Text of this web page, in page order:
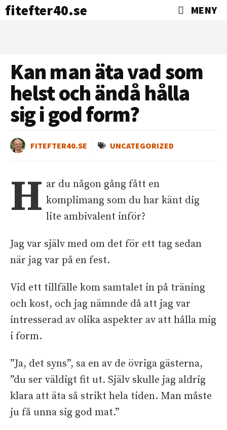
fitefter40.se MENY
Kan man äta vad som
helst och ändå hålla
sig i god form?
FITEFTER40.SE UNCATEGORIZED
H ar du någon gång fått en
komplimang som du har känt dig
lite ambivalent inför?
Jag var själv med om det för ett tag sedan
när jag var på en fest.
Vid ett tillfälle kom samtalet in på träning
och kost, och jag nämnde då att jag var
intresserad av olika aspekter av att hålla mig
i form.
”Ja, det syns”, sa en av de övriga gästerna,
”du ser väldigt fit ut. Själv skulle jag aldrig
klara att äta så strikt hela tiden. Man måste
ju få unna sig god mat.”